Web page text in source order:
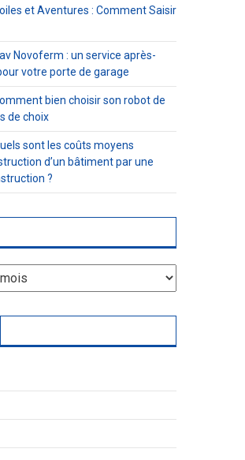
et Aventures : Comment Saisir
Novoferm : un service après-
votre porte de garage
bien choisir son robot de
de choix
sont les coûts moyens
d’un bâtiment par une
?